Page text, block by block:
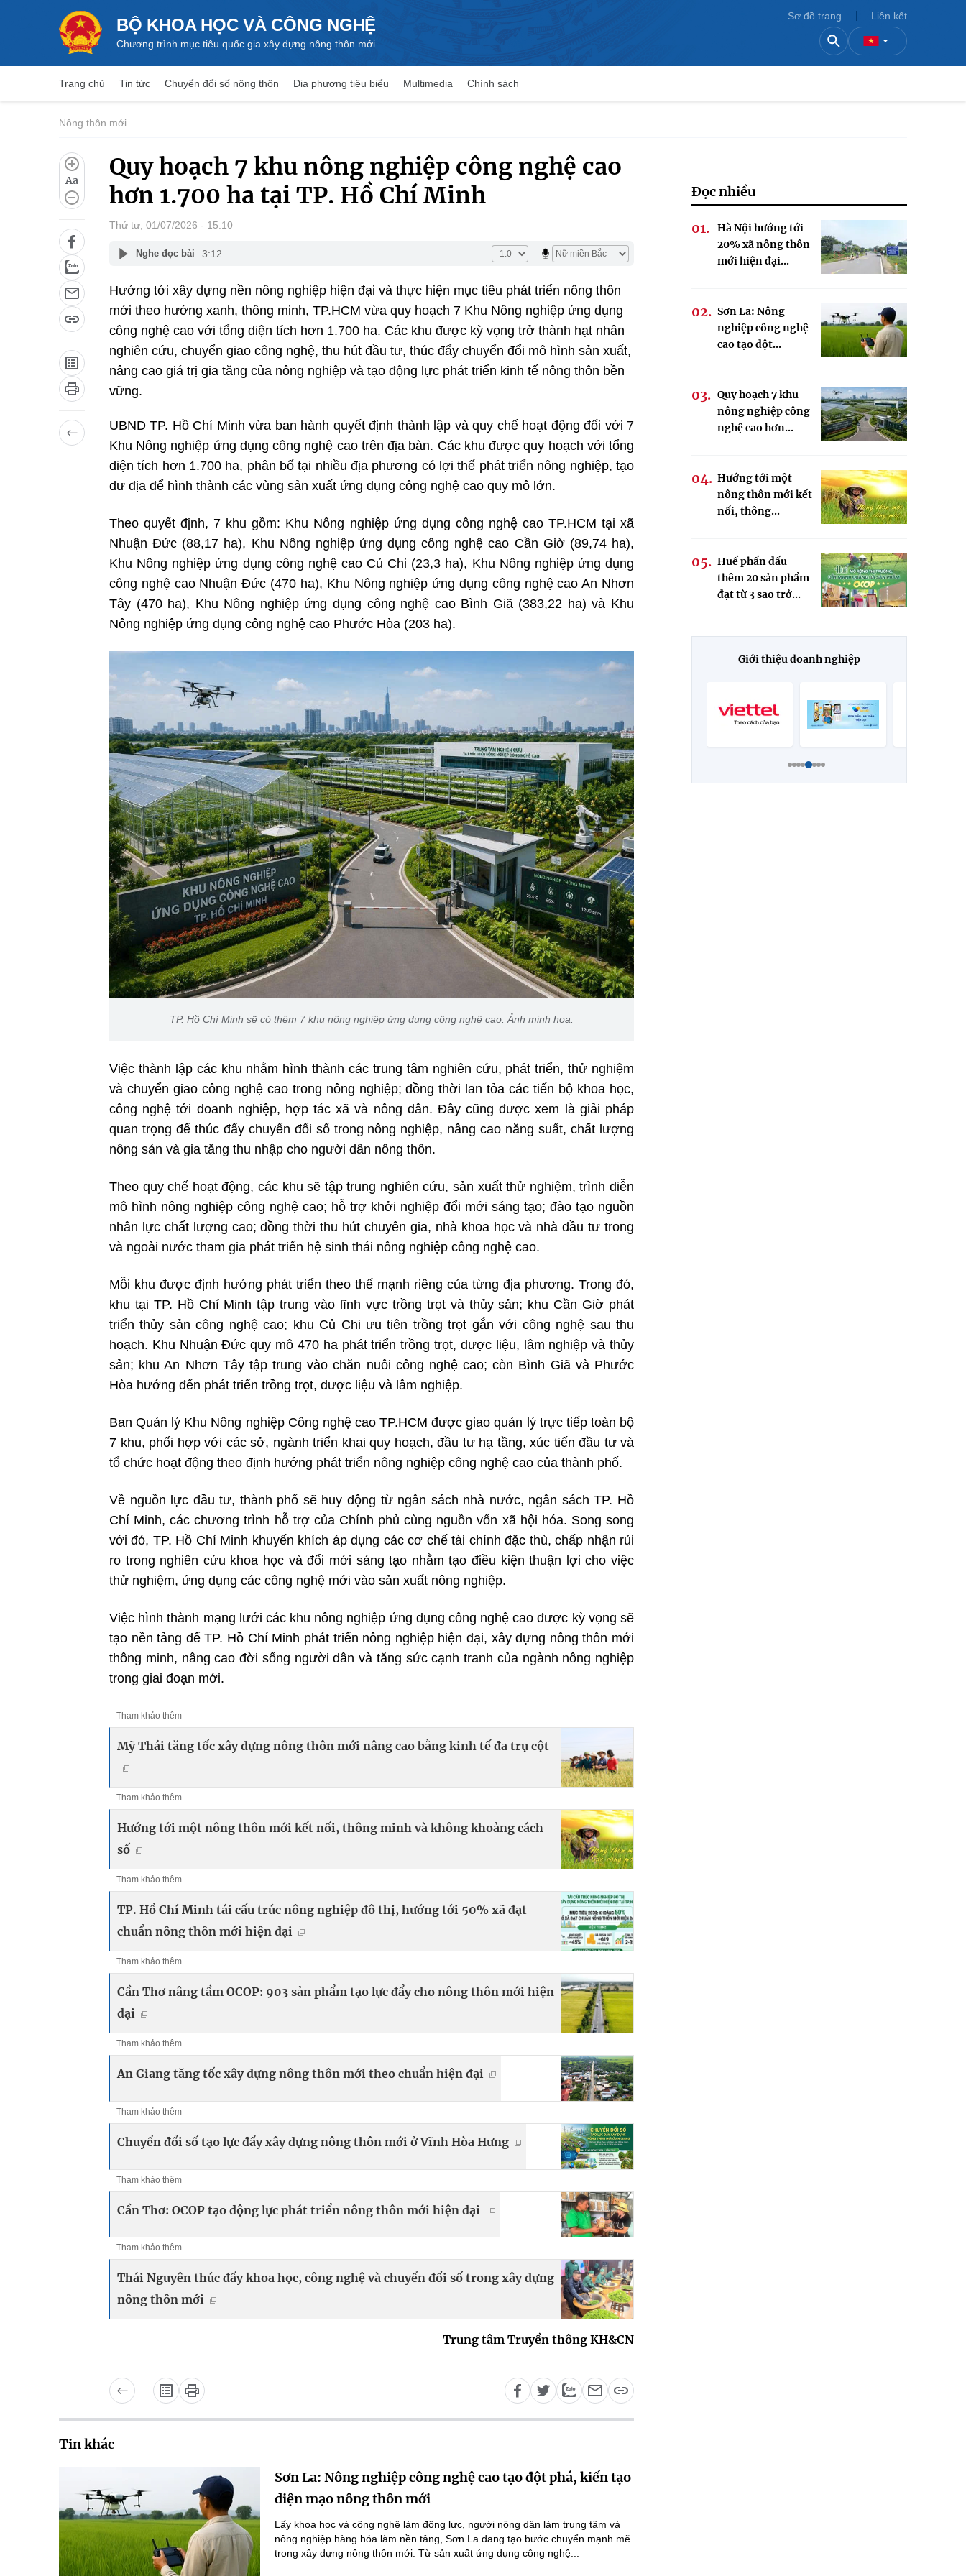
BỘ KHOA HỌC VÀ CÔNG NGHỆ
Chương trình mục tiêu quốc gia xây dựng nông thôn mới
Sơ đồ trang Liên kết
Trang chủ Tin tức Chuyển đổi số nông thôn Địa phương tiêu biểu Multimedia Chính sách
Nông thôn mới
Aa
Quy hoạch 7 khu nông nghiệp công nghệ cao
hơn 1.700 ha tại TP. Hồ Chí Minh
Thứ tư, 01/07/2026 - 15:10
Nghe đọc bài 3:12
Hướng tới xây dựng nền nông nghiệp hiện đại và thực hiện mục tiêu phát triển nông thôn
mới theo hướng xanh, thông minh, TP.HCM vừa quy hoạch 7 Khu Nông nghiệp ứng dụng
công nghệ cao với tổng diện tích hơn 1.700 ha. Các khu được kỳ vọng trở thành hạt nhân
nghiên cứu, chuyển giao công nghệ, thu hút đầu tư, thúc đẩy chuyển đổi mô hình sản xuất,
nâng cao giá trị gia tăng của nông nghiệp và tạo động lực phát triển kinh tế nông thôn bền
vững.
UBND TP. Hồ Chí Minh vừa ban hành quyết định thành lập và quy chế hoạt động đối với 7
Khu Nông nghiệp ứng dụng công nghệ cao trên địa bàn. Các khu được quy hoạch với tổng
diện tích hơn 1.700 ha, phân bố tại nhiều địa phương có lợi thế phát triển nông nghiệp, tạo
dư địa để hình thành các vùng sản xuất ứng dụng công nghệ cao quy mô lớn.
Theo quyết định, 7 khu gồm: Khu Nông nghiệp ứng dụng công nghệ cao TP.HCM tại xã
Nhuận Đức (88,17 ha), Khu Nông nghiệp ứng dụng công nghệ cao Cần Giờ (89,74 ha),
Khu Nông nghiệp ứng dụng công nghệ cao Củ Chi (23,3 ha), Khu Nông nghiệp ứng dụng
công nghệ cao Nhuận Đức (470 ha), Khu Nông nghiệp ứng dụng công nghệ cao An Nhơn
Tây (470 ha), Khu Nông nghiệp ứng dụng công nghệ cao Bình Giã (383,22 ha) và Khu
Nông nghiệp ứng dụng công nghệ cao Phước Hòa (203 ha).
TP. Hồ Chí Minh sẽ có thêm 7 khu nông nghiệp ứng dụng công nghệ cao. Ảnh minh họa.
Việc thành lập các khu nhằm hình thành các trung tâm nghiên cứu, phát triển, thử nghiệm
và chuyển giao công nghệ cao trong nông nghiệp; đồng thời lan tỏa các tiến bộ khoa học,
công nghệ tới doanh nghiệp, hợp tác xã và nông dân. Đây cũng được xem là giải pháp
quan trọng để thúc đẩy chuyển đổi số trong nông nghiệp, nâng cao năng suất, chất lượng
nông sản và gia tăng thu nhập cho người dân nông thôn.
Theo quy chế hoạt động, các khu sẽ tập trung nghiên cứu, sản xuất thử nghiệm, trình diễn
mô hình nông nghiệp công nghệ cao; hỗ trợ khởi nghiệp đổi mới sáng tạo; đào tạo nguồn
nhân lực chất lượng cao; đồng thời thu hút chuyên gia, nhà khoa học và nhà đầu tư trong
và ngoài nước tham gia phát triển hệ sinh thái nông nghiệp công nghệ cao.
Mỗi khu được định hướng phát triển theo thế mạnh riêng của từng địa phương. Trong đó,
khu tại TP. Hồ Chí Minh tập trung vào lĩnh vực trồng trọt và thủy sản; khu Cần Giờ phát
triển thủy sản công nghệ cao; khu Củ Chi ưu tiên trồng trọt gắn với công nghệ sau thu
hoạch. Khu Nhuận Đức quy mô 470 ha phát triển trồng trọt, dược liệu, lâm nghiệp và thủy
sản; khu An Nhơn Tây tập trung vào chăn nuôi công nghệ cao; còn Bình Giã và Phước
Hòa hướng đến phát triển trồng trọt, dược liệu và lâm nghiệp.
Ban Quản lý Khu Nông nghiệp Công nghệ cao TP.HCM được giao quản lý trực tiếp toàn bộ
7 khu, phối hợp với các sở, ngành triển khai quy hoạch, đầu tư hạ tầng, xúc tiến đầu tư và
tổ chức hoạt động theo định hướng phát triển nông nghiệp công nghệ cao của thành phố.
Về nguồn lực đầu tư, thành phố sẽ huy động từ ngân sách nhà nước, ngân sách TP. Hồ
Chí Minh, các chương trình hỗ trợ của Chính phủ cùng nguồn vốn xã hội hóa. Song song
với đó, TP. Hồ Chí Minh khuyến khích áp dụng các cơ chế tài chính đặc thù, chấp nhận rủi
ro trong nghiên cứu khoa học và đổi mới sáng tạo nhằm tạo điều kiện thuận lợi cho việc
thử nghiệm, ứng dụng các công nghệ mới vào sản xuất nông nghiệp.
Việc hình thành mạng lưới các khu nông nghiệp ứng dụng công nghệ cao được kỳ vọng sẽ
tạo nền tảng để TP. Hồ Chí Minh phát triển nông nghiệp hiện đại, xây dựng nông thôn mới
thông minh, nâng cao đời sống người dân và tăng sức cạnh tranh của ngành nông nghiệp
trong giai đoạn mới.
Tham khảo thêm
Mỹ Thái tăng tốc xây dựng nông thôn mới nâng cao bằng kinh tế đa trụ cột
Tham khảo thêm
Hướng tới một nông thôn mới kết nối, thông minh và không khoảng cách
số
Tham khảo thêm
TP. Hồ Chí Minh tái cấu trúc nông nghiệp đô thị, hướng tới 50% xã đạt
chuẩn nông thôn mới hiện đại
Tham khảo thêm
Cần Thơ nâng tầm OCOP: 903 sản phẩm tạo lực đẩy cho nông thôn mới hiện
đại
Tham khảo thêm
An Giang tăng tốc xây dựng nông thôn mới theo chuẩn hiện đại
Tham khảo thêm
Chuyển đổi số tạo lực đẩy xây dựng nông thôn mới ở Vĩnh Hòa Hưng
Tham khảo thêm
Cần Thơ: OCOP tạo động lực phát triển nông thôn mới hiện đại
Tham khảo thêm
Thái Nguyên thúc đẩy khoa học, công nghệ và chuyển đổi số trong xây dựng
nông thôn mới
Trung tâm Truyền thông KH&CN
Tin khác
Sơn La: Nông nghiệp công nghệ cao tạo đột phá, kiến tạo
diện mạo nông thôn mới
Lấy khoa học và công nghệ làm động lực, người nông dân làm trung tâm và
nông nghiệp hàng hóa làm nền tảng, Sơn La đang tạo bước chuyển mạnh mẽ
trong xây dựng nông thôn mới. Từ sản xuất ứng dụng công nghệ...
Đọc nhiều
Hà Nội hướng tới
20% xã nông thôn
mới hiện đại...
Sơn La: Nông
nghiệp công nghệ
cao tạo đột...
Quy hoạch 7 khu
nông nghiệp công
nghệ cao hơn...
Hướng tới một
nông thôn mới kết
nối, thông...
Huế phấn đấu
thêm 20 sản phẩm
đạt từ 3 sao trở...
Giới thiệu doanh nghiệp